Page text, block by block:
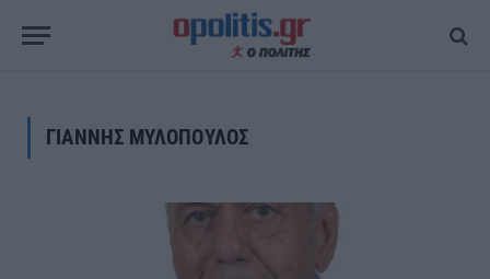
ΓΙΑΝΝΗΣ ΜΥΛΟΠΟΥΛΟΣ